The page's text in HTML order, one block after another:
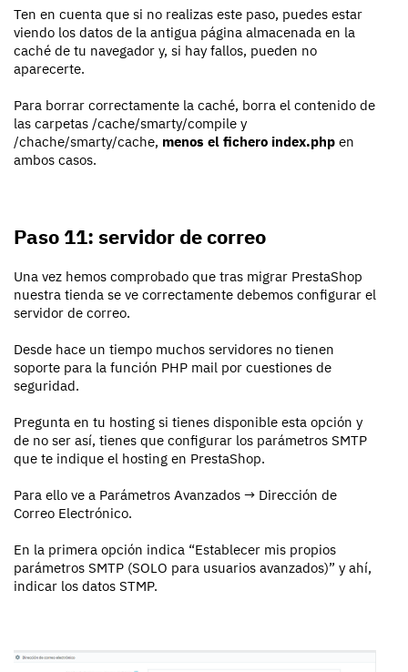
Ten en cuenta que si no realizas este paso, puedes estar
viendo los datos de la antigua página almacenada en la
caché de tu navegador y, si hay fallos, pueden no
aparecerte.
Para borrar correctamente la caché, borra el contenido de
las carpetas /cache/smarty/compile y
/chache/smarty/cache, menos el fichero index.php en
ambos casos.
Paso 11: servidor de correo
Una vez hemos comprobado que tras migrar PrestaShop
nuestra tienda se ve correctamente debemos configurar el
servidor de correo.
Desde hace un tiempo muchos servidores no tienen
soporte para la función PHP mail por cuestiones de
seguridad.
Pregunta en tu hosting si tienes disponible esta opción y
de no ser así, tienes que configurar los parámetros SMTP
que te indique el hosting en PrestaShop.
Para ello ve a Parámetros Avanzados → Dirección de
Correo Electrónico.
En la primera opción indica “Establecer mis propios
parámetros SMTP (SOLO para usuarios avanzados)” y ahí,
indicar los datos STMP.